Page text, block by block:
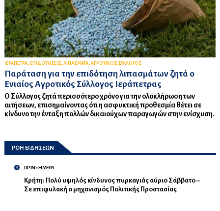
ΙΕΡΑΠΕΤΡΑ, ΕΠΙΔΟΤΗΣΕΙΣ, ΛΙΠΑΣΜΑΤΑ, ΑΓΡΟΤΙΚΟΣ ΣΥΛΛΟΓΟΣ
Παράταση για την επιδότηση λιπασμάτων ζητά ο
Ενιαίος Αγροτικός Σύλλογος Ιεράπετρας
Ο Σύλλογος ζητά περισσότερο χρόνο για την ολοκλήρωση των
αιτήσεων, επισημαίνοντας ότι η ασφυκτική προθεσμία θέτει σε
κίνδυνο την ένταξη πολλών δικαιούχων παραγωγών στην ενίσχυση.
ΡΟΗ ΕΙΔΗΣΕΩΝ
ΠΡΙΝ 1 ΗΜΕΡΑ
Κρήτη: Πολύ υψηλός κίνδυνος πυρκαγιάς αύριο Σάββατο –
Σε επιφυλακή ο μηχανισμός Πολιτικής Προστασίας